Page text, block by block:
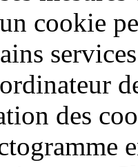
cookie
des